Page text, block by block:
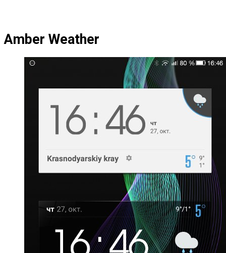
Amber Weather